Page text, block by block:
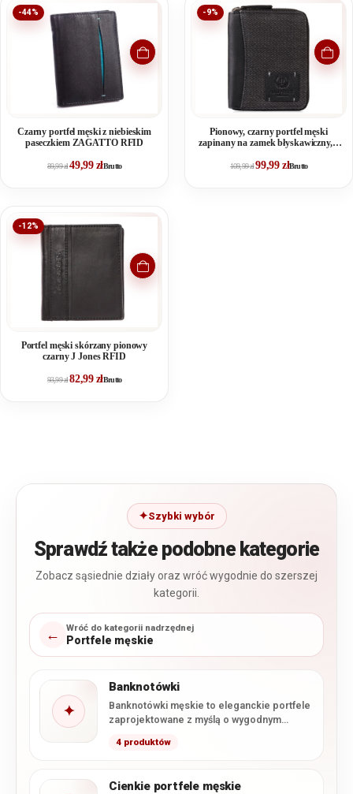
-44%
Czarny portfel męski z niebieskim
paseczkiem ZAGATTO RFID
89,99zł49,99 złBrutto
-9%
Pionowy, czarny portfel męski
zapinany na zamek błyskawiczny, z
109,99zł99,99 złBrutto
-12%
Portfel męski skórzany pionowy
czarny J Jones RFID
93,99zł82,99 złBrutto
Szybki wybór
Sprawdź także podobne kategorie
Zobacz sąsiednie działy oraz wróć wygodnie do szerszej
kategorii.
← Wróć do kategorii nadrzędnej
Portfele męskie
✦
Banknotówki
Banknotówki męskie to eleganckie portfele
zaprojektowane z myślą o wygodnym
najważniejszych dokumentów.…
4 produktów
Cienkie portfele męskie